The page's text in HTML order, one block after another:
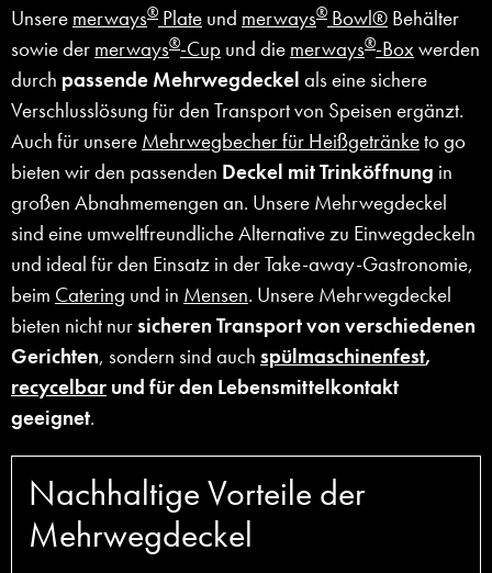
Unsere merways® Plate und merways® Bowl® Behälter
sowie der merways®-Cup und die merways®-Boxwerden
durch passende Mehrwegdeckel als eine sichere
Verschlusslösung für den Transport von Speisen ergänzt.
Auch für unsere Mehrwegbecher für Heißgetränketo go
bieten wir den passenden Deckel mit Trinköffnung in
großen Abnahmemengen an. Unsere Mehrwegdeckel
sind eine umweltfreundliche Alternative zu Einwegdeckeln
und ideal für den Einsatz in der Take-away-Gastronomie,
beim Catering und in Mensen. Unsere Mehrwegdeckel
bieten nicht nursicheren Transport von verschiedenen
Gerichten, sondern sind auch spülmaschinenfest,
recycelbar und für den Lebensmittelkontakt
geeignet.
Nachhaltige Vorteile der
Mehrwegdeckel